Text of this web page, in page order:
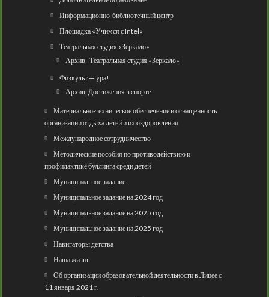
Информационно-библиотечный центр
Площадка «Учимся с Intel»
Театральная студия «Зеркало»
Архив _Театральная студия «Зеркало»
Физкульт — ура!
Архив_Достижения в спорте
Материально-техническое обеспечение и оснащенность
организации отдыха детей и их оздоровления
Международное сотрудничество
Методические пособия по противодействию и
профилактике буллинга среди детей
Муниципальное задание
Муниципальное задание на 2024 год
Муниципальное задание на 2025 год
Муниципальное задание на 2025 год
Навигаторы детства
Наша жизнь
Об организации образовательной деятельности в Лицее с
11 января 2021 г.